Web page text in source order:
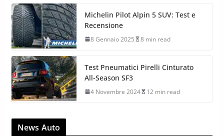
Michelin Pilot Alpin 5 SUV: Test e
Recensione
8 Gennaio 2025 8 min read
Test Pneumatici Pirelli Cinturato
All-Season SF3
4 Novembre 2024 12 min read
News Auto